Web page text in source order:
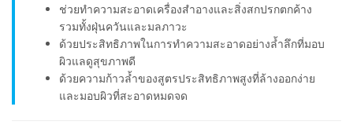
ช่วยทำความสะอาดเครื่องสำอางและสิ่งสกปรกตกค้าง
รวมทั้งฝุ่นควันและมลภาวะ
ด้วยประสิทธิภาพในการทำความสะอาดอย่างล้ำลึกที่มอบ
ผิวแลดูสุขภาพดี
ด้วยความก้าวล้ำของสูตรประสิทธิภาพสูงที่ล้างออกง่าย
และมอบผิวที่สะอาดหมดจด